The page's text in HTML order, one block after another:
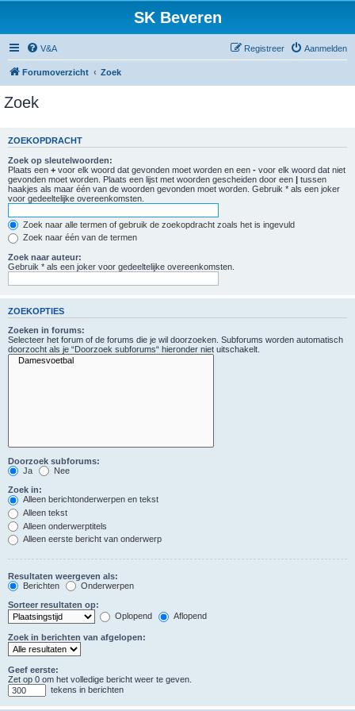
SK Beveren
V&A Aanmelden
Registreer
Forumoverzicht Zoek
Zoek
ZOEKOPDRACHT
Zoek op sleutelwoorden:
Plaats een + voor elk woord dat gevonden moet worden en een - voor elk woord dat niet
gevonden moet worden. Plaats een lijst met woorden gescheiden door een | tussen
haakjes als maar één van de woorden gevonden moet worden. Gebruik * als een joker
voor gedeeltelijke overeenkomsten.
Zoek naar alle termen of gebruik de zoekopdracht zoals het is ingevuld
Zoek naar één van de termen
Zoek naar auteur:
Gebruik * als een joker voor gedeeltelijke overeenkomsten.
ZOEKOPTIES
Zoeken in forums:
Selecteer het forum of de forums die je wil doorzoeken. Subforums worden automatisch
doorzocht als je “Doorzoek subforums“ hieronder niet uitschakelt.
Doorzoek subforums:
Ja
Nee
Zoek in:
Alleen berichtonderwerpen en tekst
Alleen tekst
Alleen onderwerptitels
Alleen eerste bericht van onderwerp
Resultaten weergeven als:
Berichten
Onderwerpen
Sorteer resultaten op:
Oplopend
Aflopend
Zoek in berichten van afgelopen:
Geef eerste:
Zet op 0 om het volledige bericht weer te geven.
tekens in berichten